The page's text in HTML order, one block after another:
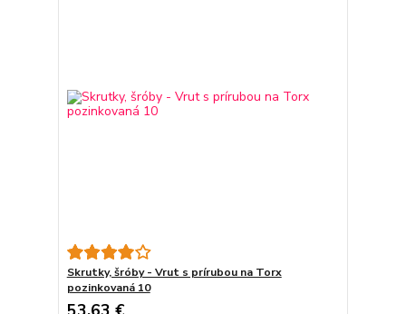
Skrutky, šróby - Vrut s prírubou na Torx
pozinkovaná 10